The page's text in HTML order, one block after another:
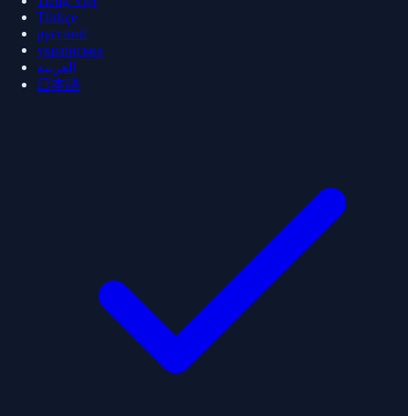
Türkçe
русский
українська
العربية
日本語